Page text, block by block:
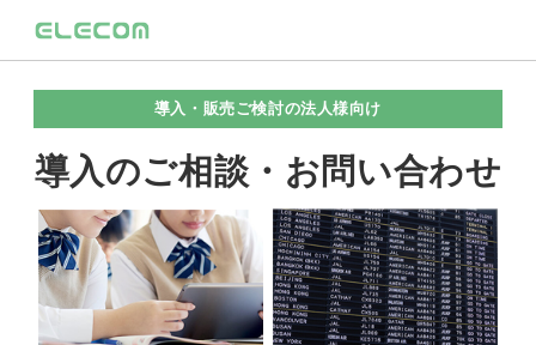
導入・販売ご検討の法人様向け
導入のご相談・お問い合わせ